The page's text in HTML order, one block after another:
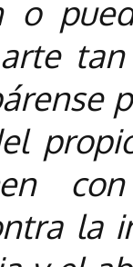
o
la